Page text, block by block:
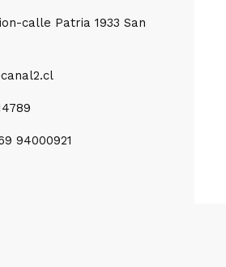
calle Patria 1933 San
94000921